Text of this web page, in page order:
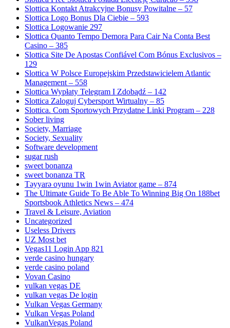
Slottica Kontakt Atrakcyjne Bonusy Powitalne – 57
Slottica Logo Bonus Dla Ciebie – 593
Slottica Logowanie 297
Slottica Quanto Tempo Demora Para Cair Na Conta Best
Casino – 385
Slottica Site De Apostas Confiável Com Bónus Exclusivos –
129
Slottica W Polsce Europejskim Przedstawicielem Atlantic
Management – 558
Slottica Wypłaty Telegram I Zdobądź – 142
Slottica Zaloguj Cybersport Wirtualny – 85
Slottica. Com Sportowych Przydatne Linki Program – 228
Sober living
Society, Marriage
Society, Sexuality
Software development
sugar rush
sweet bonanza
sweet bonanza TR
Təyyarə oyunu 1win 1win Aviator game – 874
The Ultimate Guide To Be Able To Winning Big On 188bet
Sportsbook Athletics News – 474
Travel & Leisure, Aviation
Uncategorized
Useless Drivers
UZ Most bet
Vegas11 Login App 821
verde casino hungary
verde casino poland
Vovan Casino
vulkan vegas DE
vulkan vegas De login
Vulkan Vegas Germany
Vulkan Vegas Poland
VulkanVegas Poland